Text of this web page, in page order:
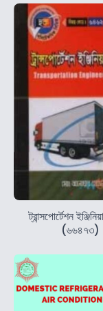
ট্রান্সপোর্টেশন
(৬৬৪৭৩)